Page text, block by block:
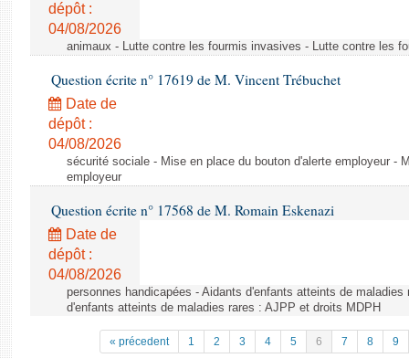
dépôt :
04/08/2026
animaux - Lutte contre les fourmis invasives - Lutte contre les
Question écrite n° 17619 de M. Vincent Trébuchet
Date de
dépôt :
04/08/2026
sécurité sociale - Mise en place du bouton d'alerte employeur -
employeur
Question écrite n° 17568 de M. Romain Eskenazi
Date de
dépôt :
04/08/2026
personnes handicapées - Aidants d'enfants atteints de
d'enfants atteints de maladies rares : AJPP et droits MDPH
« précedent 1 2 3 4 5 6 7 8 9